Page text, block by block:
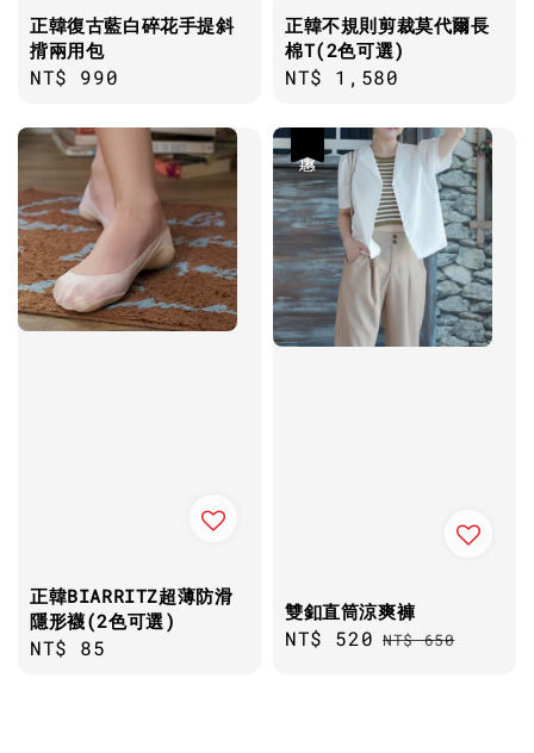
正韓復古藍白碎花手提斜
揹兩用包
Regular
NT$ 990
正韓不規則剪裁莫代爾長
棉T(2色可選)
Regular
NT$ 1,580
正韓BIARRITZ超薄防滑
隱形襪(2色可選)
Regular
NT$ 85
雙釦直筒涼爽褲
Sale
NT$ 520 Regular
NT$ 650